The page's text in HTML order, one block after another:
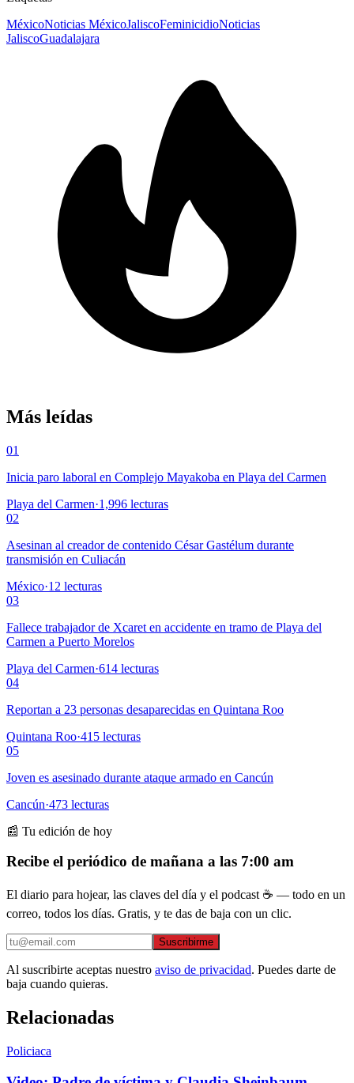
MéxicoNoticias MéxicoJaliscoFeminicidioNoticias
JaliscoGuadalajara
Más leídas
01
Inicia paro laboral en Complejo Mayakoba en Playa del Carmen
Playa del Carmen·1,996 lecturas
02
Asesinan al creador de contenido César Gastélum durante
transmisión en Culiacán
México·12 lecturas
03
Fallece trabajador de Xcaret en accidente en tramo de Playa del
Carmen a Puerto Morelos
Playa del Carmen·614 lecturas
04
Reportan a 23 personas desaparecidas en Quintana Roo
Quintana Roo·415 lecturas
05
Joven es asesinado durante ataque armado en Cancún
Cancún·473 lecturas
📰 Tu edición de hoy
Recibe el periódico de mañana a las 7:00 am
El diario para hojear, las claves del día y el podcast ☕ — todo en un
correo, todos los días. Gratis, y te das de baja con un clic.
Suscribirme
Al suscribirte aceptas nuestro aviso de privacidad. Puedes darte de
baja cuando quieras.
Relacionadas
Policiaca